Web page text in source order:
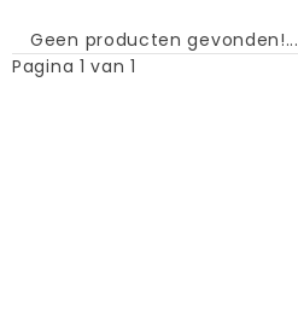
Geen producten gevonden!...
Pagina 1 van 1